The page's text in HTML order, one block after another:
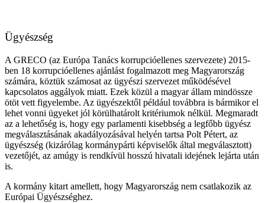
Ügyészség
A GRECO (az Európa Tanács korrupcióellenes szervezete) 2015-
ben 18 korrupcióellenes ajánlást fogalmazott meg Magyarország
számára, köztük számosat az ügyészi szervezet működésével
kapcsolatos aggályok miatt. Ezek közül a magyar állam mindössze
ötöt vett figyelembe. Az ügyészektől például továbbra is bármikor el
lehet vonni ügyeket jól körülhatárolt kritériumok nélkül. Megmaradt
az a lehetőség is, hogy egy parlamenti kisebbség a legfőbb ügyész
megválasztásának akadályozásával helyén tartsa Polt Pétert, az
ügyészség (kizárólag kormánypárti képviselők által megválasztott)
vezetőjét, az amúgy is rendkívül hosszú hivatali idejének lejárta után
is.
A kormány kitart amellett, hogy Magyarország nem csatlakozik az
Európai Ügyészséghez.